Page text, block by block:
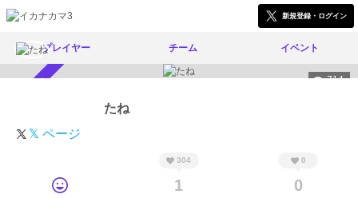
新規登録・ログイン
プレイヤー チーム イベント
714
たね
𝕏 ページ
304
1
0
0